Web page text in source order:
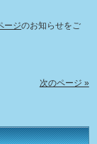
ージのお知らせをご
次のページ »